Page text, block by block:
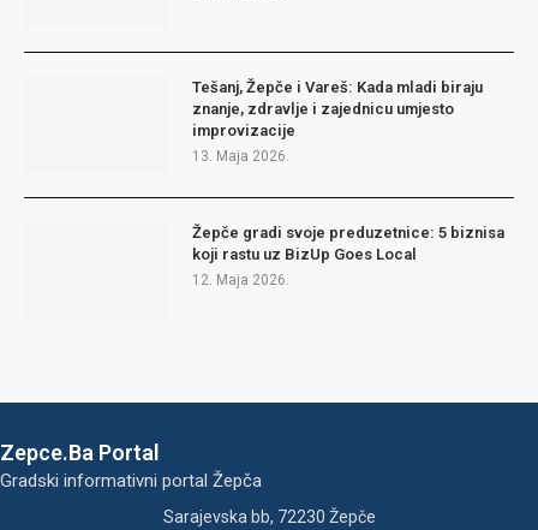
Tešanj, Žepče i Vareš: Kada mladi biraju
znanje, zdravlje i zajednicu umjesto
improvizacije
13. Maja 2026.
Žepče gradi svoje preduzetnice: 5 biznisa
koji rastu uz BizUp Goes Local
12. Maja 2026.
Zepce.Ba Portal
Gradski informativni portal Žepča
Sarajevska bb, 72230 Žepče